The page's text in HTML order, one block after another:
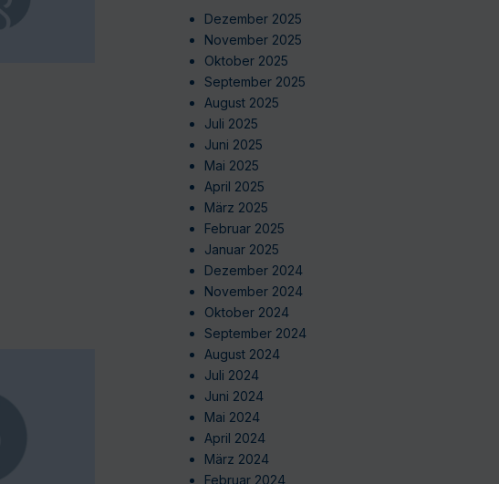
Dezember 2025
November 2025
Oktober 2025
September 2025
August 2025
Juli 2025
Juni 2025
Mai 2025
April 2025
März 2025
Februar 2025
Januar 2025
Dezember 2024
November 2024
Oktober 2024
September 2024
August 2024
Juli 2024
Juni 2024
Mai 2024
April 2024
März 2024
Februar 2024